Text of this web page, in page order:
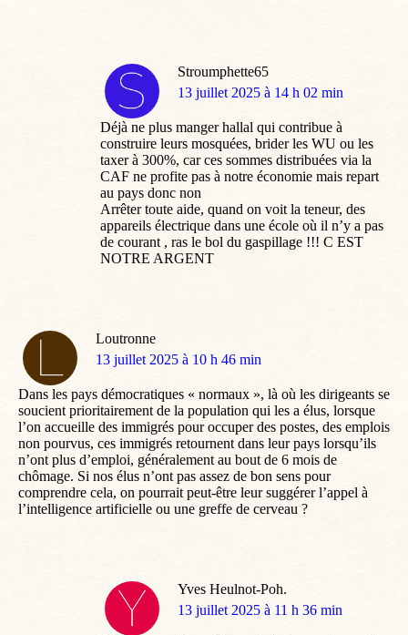
Stroumphette65
dit
13 juillet 2025 à 14 h 02 min
Déjà ne plus manger hallal qui contribue à
construire leurs mosquées, brider les WU ou les
taxer à 300%, car ces sommes distribuées via la
CAF ne profite pas à notre économie mais repart
au pays donc non
Arrêter toute aide, quand on voit la teneur, des
appareils électrique dans une école où il n’y a pas
de courant , ras le bol du gaspillage !!! C EST
NOTRE ARGENT
Loutronne
dit
13 juillet 2025 à 10 h 46 min
Dans les pays démocratiques « normaux », là où les dirigeants se
soucient prioritairement de la population qui les a élus, lorsque
l’on accueille des immigrés pour occuper des postes, des emplois
non pourvus, ces immigrés retournent dans leur pays lorsqu’ils
n’ont plus d’emploi, généralement au bout de 6 mois de
chômage. Si nos élus n’ont pas assez de bon sens pour
comprendre cela, on pourrait peut-être leur suggérer l’appel à
l’intelligence artificielle ou une greffe de cerveau ?
Yves Heulnot-Poh.
dit
13 juillet 2025 à 11 h 36 min